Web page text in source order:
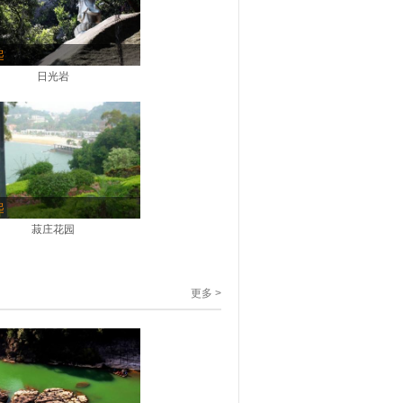
日光岩
菽庄花园
更多 >